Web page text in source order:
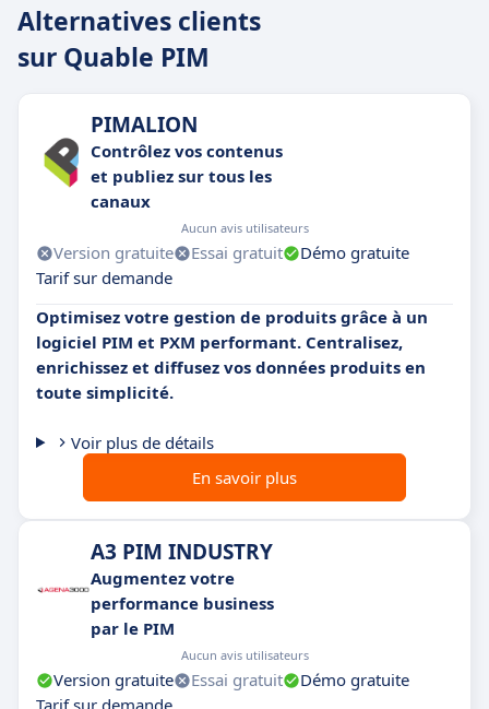
Alternatives clients
sur Quable PIM
PIMALION
Contrôlez vos contenus
et publiez sur tous les
canaux
Aucun avis utilisateurs
Version gratuite Essai gratuit
Démo gratuite
Tarif sur demande
Optimisez votre gestion de produits grâce à un
logiciel PIM et PXM performant. Centralisez,
enrichissez et diffusez vos données produits en
toute simplicité.
Voir plus de détails
En savoir plus
A3 PIM INDUSTRY
Augmentez votre
performance business
par le PIM
Aucun avis utilisateurs
Version gratuite Essai gratuit
Démo gratuite